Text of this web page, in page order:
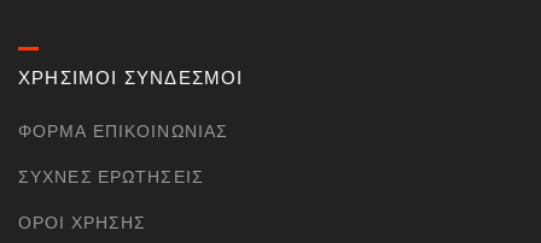
ΧΡΗΣΙΜΟΙ ΣΥΝΔΕΣΜΟΙ
ΦΌΡΜΑ ΕΠΙΚΟΙΝΩΝΊΑΣ
ΣΥΧΝΈΣ ΕΡΩΤΉΣΕΙΣ
ΌΡΟΙ ΧΡΉΣΗΣ